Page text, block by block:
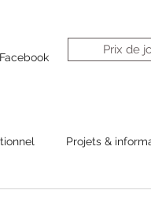
Prix de
Projets &